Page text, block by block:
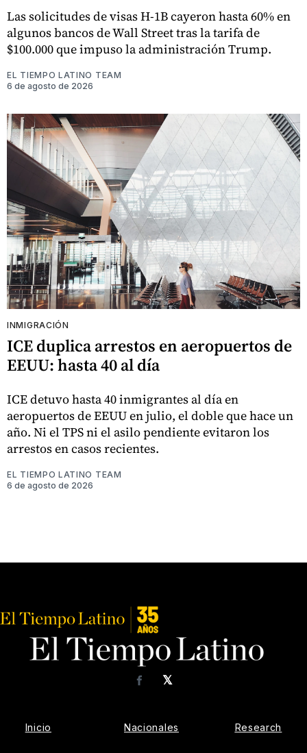
Las solicitudes de visas H-1B cayeron hasta 60% en
algunos bancos de Wall Street tras la tarifa de
$100.000 que impuso la administración Trump.
EL TIEMPO LATINO TEAM
6 de agosto de 2026
INMIGRACIÓN
ICE duplica arrestos en aeropuertos de
EEUU: hasta 40 al día
ICE detuvo hasta 40 inmigrantes al día en
aeropuertos de EEUU en julio, el doble que hace un
año. Ni el TPS ni el asilo pendiente evitaron los
arrestos en casos recientes.
EL TIEMPO LATINO TEAM
6 de agosto de 2026
𝕏
Facebook
Inicio Nacionales Research